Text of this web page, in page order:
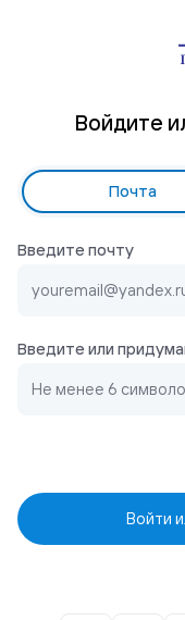
Войдите
Почта
Введите почту
Введите или
Войти